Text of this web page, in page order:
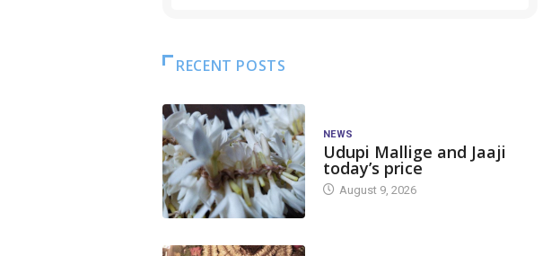
RECENT POSTS
NEWS
Udupi Mallige and Jaaji
today’s price
August 9, 2026